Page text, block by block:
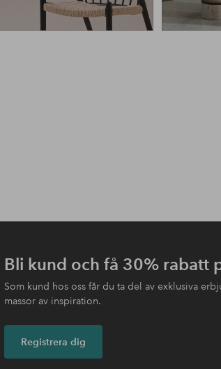
Bli kund och få 30% rabatt
Som kund hos oss får du ta del av exklusiva
massor av inspiration.
Registrera dig